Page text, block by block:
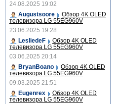
24.08.2025 19:02
Augustsoore
Обзор 4K OLED
телевизора LG 55EG960V
23.06.2025 19:28
LesliedeF
Обзор 4K OLED
телевизора LG 55EG960V
03.06.2025 20:14
BryanBoano
Обзор 4K OLED
телевизора LG 55EG960V
09.03.2025 21:51
Eugenrex
Обзор 4K OLED
телевизора LG 55EG960V